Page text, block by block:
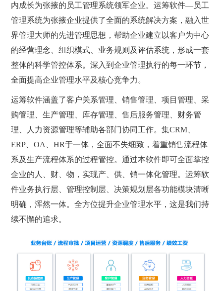
内成长为张掖的员工管理系统领军企业。运筹软件—员工
管理系统为张掖企业提供了全面的系统解决方案，融入世
界管理大师的先进管理思想，帮助企业建立以客户为中心
的经营理念、组织模式、业务规则及评估系统，形成一套
整体的科学管控体系。深入到企业管理执行的每一环节，
全面提高企业管理水平及核心竞争力。
运筹软件涵盖了客户关系管理、销售管理、项目管理、采
购管理、生产管理、库存管理、售后服务管理、财务管
理、人力资源管理等辅助各部门协同工作。集CRM、
ERP、OA、HR于一体，全面不失细致，着重销售流程体
系及生产流程体系的过程管控。通过本软件即可全面掌控
企业的人、财、物，实现产、供、销一体化管理。运筹软
件业务执行层、管理控制层、决策规划层各功能模块清晰
明确，浑然一体。全方位提升企业管理水平，这是我们持
续不懈的追求。